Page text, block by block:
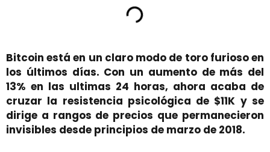
Bitcoin está en un claro modo de toro furioso en
los últimos días. Con un aumento de más del
13% en las ultimas 24 horas, ahora acaba de
cruzar la resistencia psicológica de $11K y se
dirige a rangos de precios que permanecieron
invisibles desde principios de marzo de 2018.